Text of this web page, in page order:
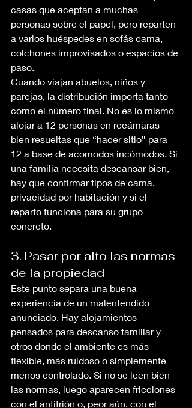
casas que aceptan a muchas
personas sobre el papel, pero reparten
a varios huéspedes en sofás cama,
colchones improvisados o espacios de
paso.
Cuando viajan abuelos, niños y
parejas, la distribución importa tanto
como el número final. No es lo mismo
alojar a 12 personas en recámaras
bien resueltas que “hacer sitio” para
12 a base de acomodos incómodos. Si
una familia necesita descansar bien,
hay que confirmar tipos de cama,
privacidad por habitación y si el
reparto funciona para su grupo
concreto.
3. Pasar por alto las normas
de la propiedad
Este punto separa una buena
experiencia de un malentendido
anunciado. Hay alojamientos
pensados para descanso familiar y
otros donde el ambiente es más
flexible, más ruidoso o simplemente
menos controlado. Si no se leen bien
las normas, luego aparecen fricciones
con el anfitrión o, peor aún, con el